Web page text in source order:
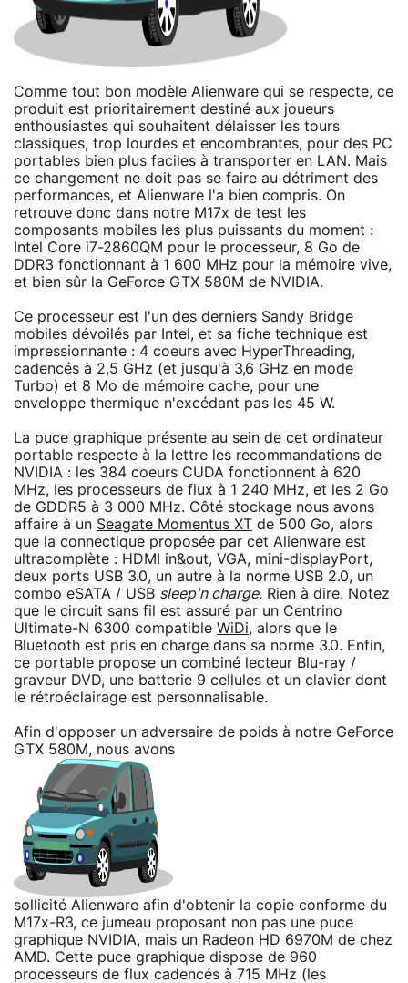
Comme tout bon modèle Alienware qui se respecte, ce
produit est prioritairement destiné aux joueurs
enthousiastes qui souhaitent délaisser les tours
classiques, trop lourdes et encombrantes, pour des PC
portables bien plus faciles à transporter en LAN. Mais
ce changement ne doit pas se faire au détriment des
performances, et Alienware l'a bien compris. On
retrouve donc dans notre M17x de test les
composants mobiles les plus puissants du moment :
Intel Core i7-2860QM pour le processeur, 8 Go de
DDR3 fonctionnant à 1 600 MHz pour la mémoire vive,
et bien sûr la GeForce GTX 580M de NVIDIA.
Ce processeur est l'un des derniers Sandy Bridge
mobiles dévoilés par Intel, et sa fiche technique est
impressionnante : 4 coeurs avec HyperThreading,
cadencés à 2,5 GHz (et jusqu'à 3,6 GHz en mode
Turbo) et 8 Mo de mémoire cache, pour une
enveloppe thermique n'excédant pas les 45 W.
La puce graphique présente au sein de cet ordinateur
portable respecte à la lettre les recommandations de
NVIDIA : les 384 coeurs CUDA fonctionnent à 620
MHz, les processeurs de flux à 1 240 MHz, et les 2 Go
de GDDR5 à 3 000 MHz. Côté stockage nous avons
affaire à un Seagate Momentus XT de 500 Go, alors
que la connectique proposée par cet Alienware est
ultracomplète : HDMI in&out, VGA, mini-displayPort,
deux ports USB 3.0, un autre à la norme USB 2.0, un
combo eSATA / USB sleep'n charge. Rien à dire. Notez
que le circuit sans fil est assuré par un Centrino
Ultimate-N 6300 compatible WiDi, alors que le
Bluetooth est pris en charge dans sa norme 3.0. Enfin,
ce portable propose un combiné lecteur Blu-ray /
graveur DVD, une batterie 9 cellules et un clavier dont
le rétroéclairage est personnalisable.
Afin d'opposer un adversaire de poids à notre GeForce
GTX 580M, nous avons
sollicité Alienware afin d'obtenir la copie conforme du
M17x-R3, ce jumeau proposant non pas une puce
graphique NVIDIA, mais un Radeon HD 6970M de chez
AMD. Cette puce graphique dispose de 960
processeurs de flux cadencés à 715 MHz (les